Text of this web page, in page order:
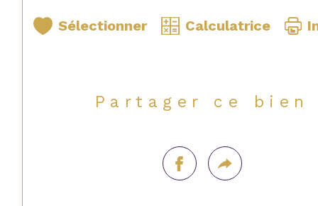
Sélectionner Calculatrice
Partager ce bien